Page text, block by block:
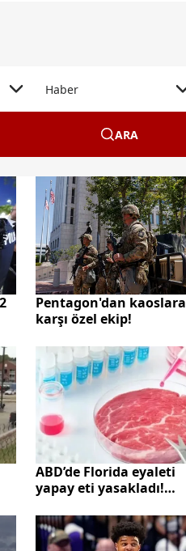
Haber
ARA
Pentagon'dan kaoslara
karşı özel ekip!
ABD’de Florida eyaleti
yapay eti yasakladı!
yasaklanıyor